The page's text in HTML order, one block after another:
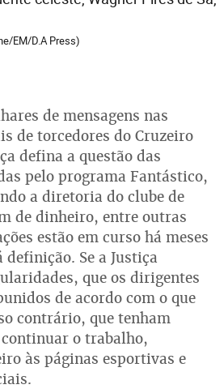
EM/D.A Press)
de mensagens nas
de torcedores do Cruzeiro
defina a questão das
pelo programa Fantástico,
a diretoria do clube de
de dinheiro, entre outras
estão em curso há meses
definição. Se a Justiça
que os dirigentes
de acordo com o que
contrário, que tenham
o trabalho,
às páginas esportivas e